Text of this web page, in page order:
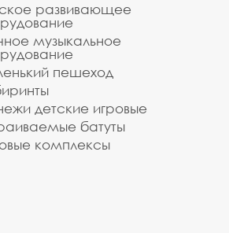
развивающее
музыкальное
пешеход
детские игровые
батуты
комплексы